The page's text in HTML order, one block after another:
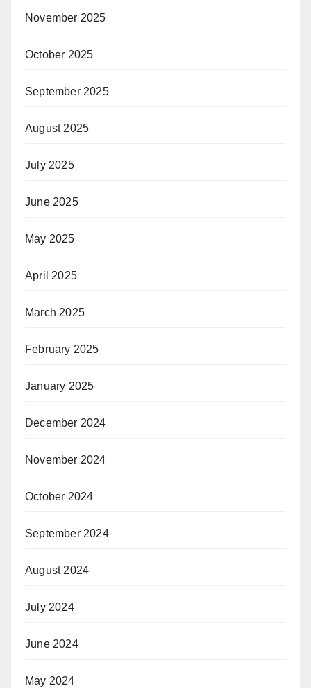
November 2025
October 2025
September 2025
August 2025
July 2025
June 2025
May 2025
April 2025
March 2025
February 2025
January 2025
December 2024
November 2024
October 2024
September 2024
August 2024
July 2024
June 2024
May 2024